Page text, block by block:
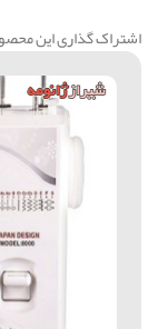
اشتراک گذاری این